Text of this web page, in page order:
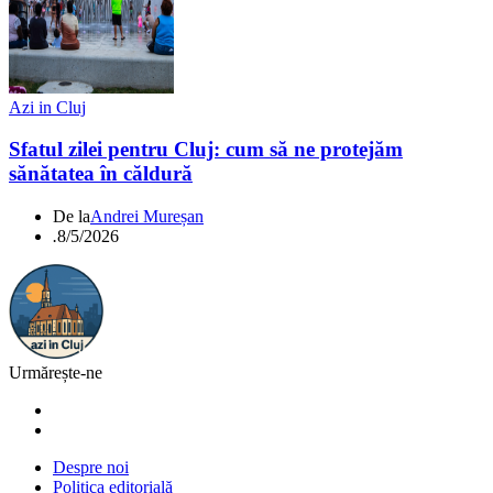
Azi in Cluj
Sfatul zilei pentru Cluj: cum să ne protejăm
sănătatea în căldură
De laAndrei Mureșan
.8/5/2026
Urmărește-ne
Despre noi
Politica editorială